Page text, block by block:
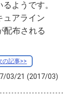
ようです。
ュアライン
配布される
の記事>>
03/21 (2017/03)